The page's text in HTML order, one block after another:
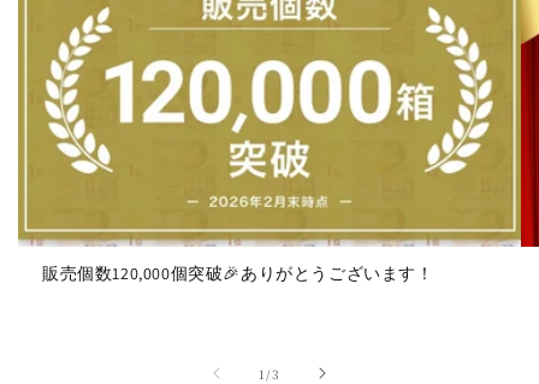
販売個数120,000個突破🎉ありがとうございます！
1 /の
3